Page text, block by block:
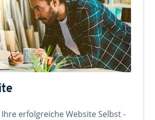
Ihre erfolgreiche Website Selbst -